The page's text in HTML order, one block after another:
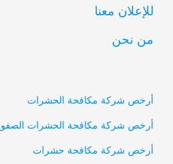
للإعلان معنا
من نحن
أرخص شركة مكافحة الحشرات
أرخص شركة مكافحة الحشرات
أرخص شركة مكافحة حشرات